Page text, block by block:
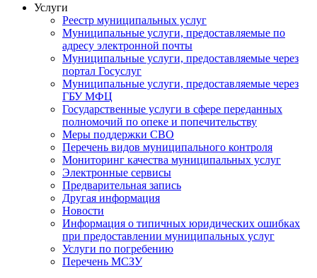
Услуги
Реестр муниципальных услуг
Муниципальные услуги, предоставляемые по
адресу электронной почты
Муниципальные услуги, предоставляемые через
портал Госуслуг
Муниципальные услуги, предоставляемые через
ГБУ МФЦ
Государственные услуги в сфере переданных
полномочий по опеке и попечительству
Меры поддержки СВО
Перечень видов муниципального контроля
Мониторинг качества муниципальных услуг
Электронные сервисы
Предварительная запись
Другая информация
Новости
Информация о типичных юридических ошибках
при предоставлении муниципальных услуг
Услуги по погребению
Перечень МСЗУ